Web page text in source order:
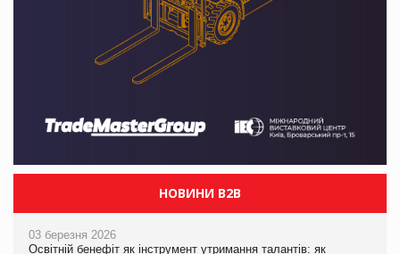
НОВИНИ B2B
03 березня 2026
Освітній бенефіт як інструмент утримання талантів: як